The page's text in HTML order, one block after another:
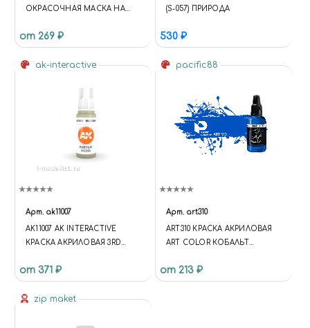
ОКРАСОЧНАЯ МАСКА НА
(ЗВЕЗДА)
от 269 ₽
(S-057) ПРИРОДА
530 ₽
ak-interactive
Арт. ak11007
AK11007 AK INTERACTIVE
КРАСКА АКРИЛОВАЯ 3RD
17ML / КАМЕННЫЙ СЕРЫЙ
от 371 ₽
pacific88
Арт. art310
ART310 КРАСКА АКРИЛОВАЯ
ART COLOR КОБАЛЬТ
от 213 ₽
zip maket